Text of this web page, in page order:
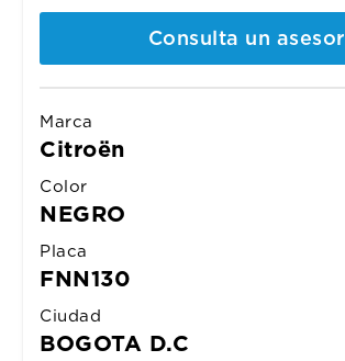
Consulta un asesor
Marca
Citroën
Color
NEGRO
Placa
FNN130
Ciudad
BOGOTA D.C